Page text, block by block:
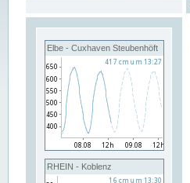
Elbe - Cuxhaven Steubenhöft
RHEIN - Koblenz